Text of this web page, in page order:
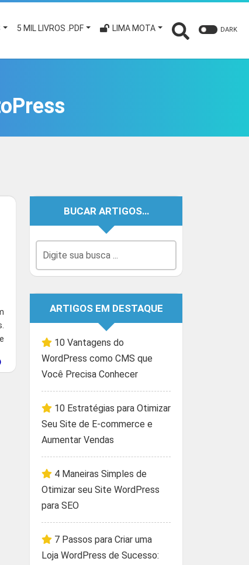
5 MIL LIVROS .PDF LIMA MOTA DARK
BUCAR ARTIGOS…
ARTIGOS EM DESTAQUE
10 Vantagens do
WordPress como CMS que
Você Precisa Conhecer
10 Estratégias para Otimizar
Seu Site de E-commerce e
Aumentar Vendas
4 Maneiras Simples de
Otimizar seu Site WordPress
para SEO
7 Passos para Criar uma
Loja WordPress de Sucesso: